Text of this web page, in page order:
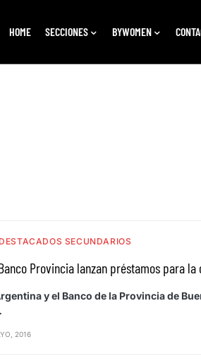
HOME SECCIONES BYWOMEN
DESTACADOS SECUNDARIOS
Provincia lanzan préstamos para
y el Banco de la Provincia de
2016